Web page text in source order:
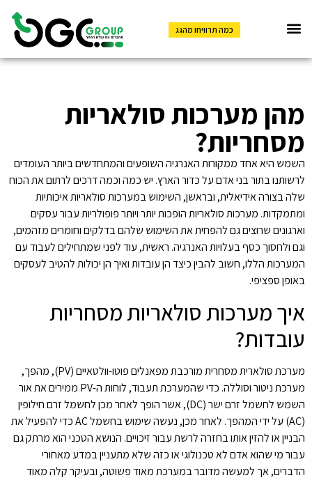
כמה תרוויחו מהגג
מהן מערכות סולאריות
מסחריות?
השמש היא אחד ממקורות האנרגיה השופעים והמתחדשים ביותר העומדים
לרשותנו בתור בני אדם על כדור הארץ. יש כמה וכמה דרכים לרתום את הכוח
שלה בצורה אידיאלית, ובראשן, השימוש במערכות סולאריות איכותיות
ומתמקדות. מערכות סולאריות הופכות יותר ויותר פופולריות עבור עסקים
וארגונים שרוצים גם להפחית את השימוש שלהם בדלקים וחומרים מזהמים,
וגם ולחסוך כסף בעלויות האנרגיה. ראשית, עוד לפני שמתחילים לעבוד עם
המערכות הללו, חשוב להבין כיצד הן עובדות ואיך הן יכולות להטיב לעסקים
באופן ספציפי.
איך מערכות סולאריות מסחריות
עובדות?
מערכת סולארית מסחרית מורכבת מפאנלים פוטו-וולטאיים (PV), מהפך,
מערכת ניטור וסוללה. כדי שהמערכת תעבוד, לוחות ה-PV ממירים את אור
השמש לחשמל זרם ישר (DC), אשר הופך לאחר מכן לחשמל זרם חילופין
(AC) על ידי המהפך. לאחר מכן, נעשה שימוש בחשמל AC כדי להפעיל את
הבניין או להזין אותו בחזרה לרשת עבור זיכויים. הנושא הטכני הוא מרתק גם
עבור מי שהוא אדם לא טכנולוגי או כזה שלא מתעניין במדע מאחורי
הדברים, אך למעשה מדובר במערכת מאוד פשוטה, ובעיקר קלה מאוד